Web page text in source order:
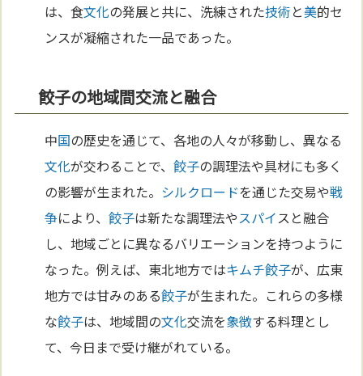
は、食文化の発展と共に、洗練された技術と美的セ
ンスが凝縮された一品であった。
餃子の地域間交流と融合
中国の歴史を通じて、各地の人々が移動し、異なる
文化が交わることで、餃子の調理法や具材にも多く
の影響が生まれた。 シルクロードを通じた交易や戦
争により、餃子は新たな調理法やスパイスと融合
し、地域ごとに異なるバリエーションを持つように
なった。例えば、東北地方ではキムチ餃子が、広東
地方では甘みのある餃子が生まれた。これらの多様
な餃子は、地域間の文化交流を象徴する料理とし
て、今日まで受け継がれている。